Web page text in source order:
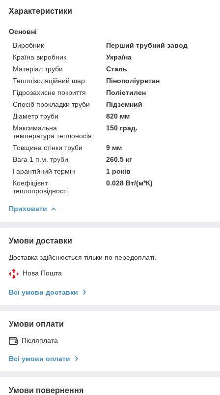
Характеристики
Основні
Виробник
Перший трубний завод
Країна виробник
Україна
Матеріал труби
Сталь
Теплоізоляційний шар
Пінополіуретан
Гідрозахисне покриття
Поліетилен
Спосіб прокладки труби
Підземний
Діаметр труби
820 мм
Максимальна
температура теплоносія
150 град.
Товщина стінки труби
9 мм
Вага 1 п.м. труби
260.5 кг
Гарантійний термін
1 років
Коефіцієнт
теплопровідності
0.028 Вт/(м*К)
Приховати
Умови доставки
Доставка здійснюється тільки по передоплаті.
Нова Пошта
Всі умови доставки
Умови оплати
Післяплата
Всі умови оплати
Умови повернення